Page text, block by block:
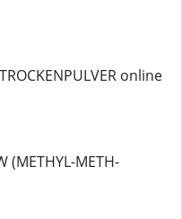
online
(METHYL-METH-